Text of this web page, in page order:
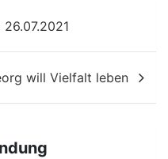
will Vielfalt leben